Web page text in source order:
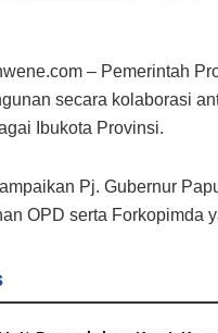
– Pemerintah
secara kolaborasi
Ibukota Provinsi.
Pj. Gubernur
OPD serta Forkopimda